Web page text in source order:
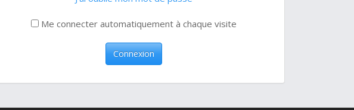
Me connecter automatiquement à chaque visite